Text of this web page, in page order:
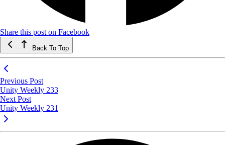
Share this post on Facebook
Back To Top
Previous Post
Unity Weekly 233
Next Post
Unity Weekly 231